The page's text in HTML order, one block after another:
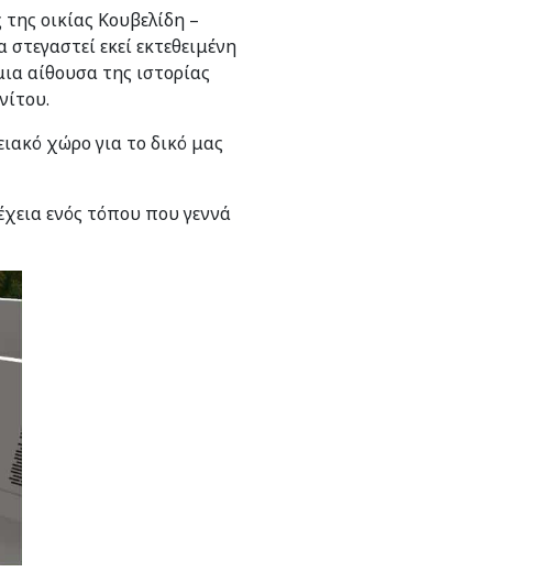
οικίας Κουβελίδη –
εκεί εκτεθειμένη
αίθουσα της ιστορίας
χώρο για το δικό μας
ενός τόπου που γεννά